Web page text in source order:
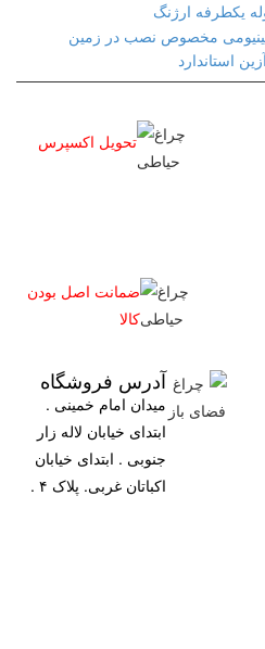
تحویل اکسپرس
ضمانت اصل بودن
کالا
آدرس فروشگاه
میدان امام خمینی .
ابتدای خیابان لاله زار
جنوبی . ابتدای خیابان
اکباتان غربی. پلاک ۴ .